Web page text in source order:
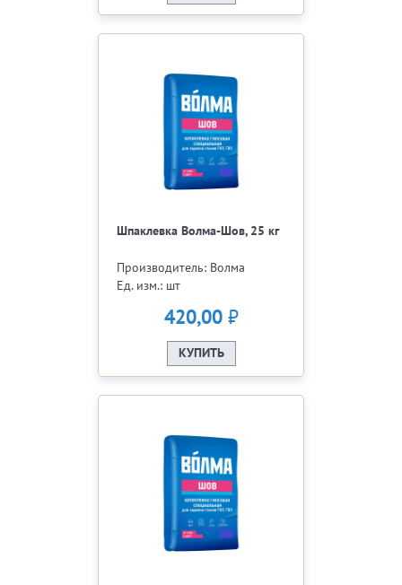
Шпаклевка Волма-Шов, 25 кг
Производитель: Волма
Ед. изм.: шт
420,00₽
КУПИТЬ